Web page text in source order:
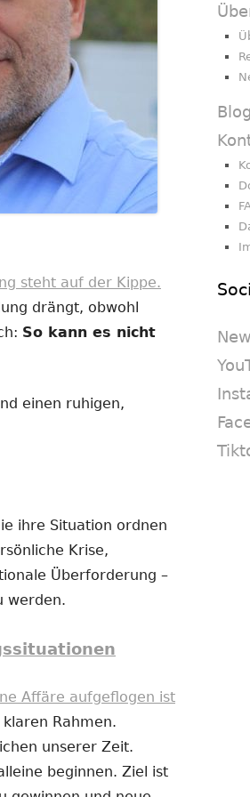
steht auf der Kippe.
drängt, obwohl
So kann es nicht
einen ruhigen,
ihre Situation ordnen
Krise,
Überforderung –
werden.
Affäre aufgeflogen ist
Rahmen.
unserer Zeit.
beginnen. Ziel ist
Blog